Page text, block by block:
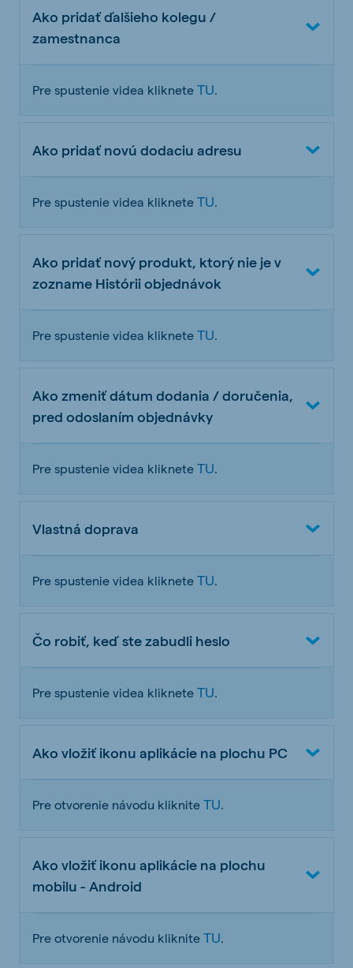
Ako pridať ďalšieho kolegu /
zamestnanca
Pre spustenie videa kliknete TU.
Ako pridať novú dodaciu adresu
Pre spustenie videa kliknete TU.
Ako pridať nový produkt, ktorý nie je v
zozname Histórii objednávok
Pre spustenie videa kliknete TU.
Ako zmeniť dátum dodania / doručenia,
pred odoslaním objednávky
Pre spustenie videa kliknete TU.
Vlastná doprava
Pre spustenie videa kliknete TU.
Čo robiť, keď ste zabudli heslo
Pre spustenie videa kliknete TU.
Ako vložiť ikonu aplikácie na plochu PC
Pre otvorenie návodu kliknite TU.
Ako vložiť ikonu aplikácie na plochu
mobilu - Android
Pre otvorenie návodu kliknite TU.